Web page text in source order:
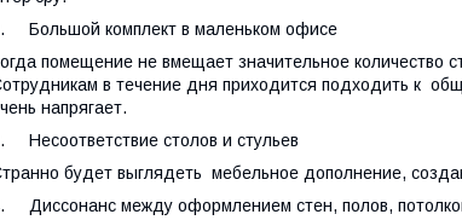
Большой комплект в маленьком офисе
помещение не вмещает значительное количество
в течение дня приходится подходить к
напрягает.
Несоответствие столов и стульев
будет выглядеть мебельное дополнение,
Диссонанс между оформлением стен, полов,